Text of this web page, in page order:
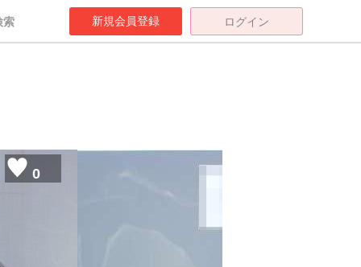
索 新規会員登録 ログイン
0